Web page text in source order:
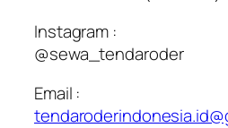
Instagram :
@sewa_tendaroder
Email :